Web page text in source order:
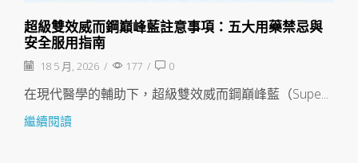
超級雙效威而鋼巔峰藍註意事項：五大用藥禁忌與
安全服用指南
18 5 月, 2026 / 177 / 0
在現代醫學的輔助下，超級雙效威而鋼巔峰藍（Supe...
繼續閱讀